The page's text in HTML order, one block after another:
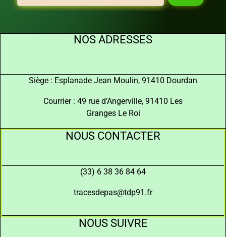
NOS ADRESSES
Siège : Esplanade Jean Moulin, 91410 Dourdan
Courrier : 49 rue d’Angerville, 91410 Les
Granges Le Roi
NOUS CONTACTER
(33) 6 38 36 84 64
tracesdepas@tdp91.fr
NOUS SUIVRE